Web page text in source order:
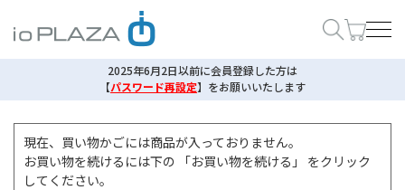
2025年6月2日以前に会員登録した方は
【パスワード再設定】 をお願いいたします
現在、買い物かごには商品が入っておりません。
お買い物を続けるには下の 「お買い物を続ける」 をクリック
してください。